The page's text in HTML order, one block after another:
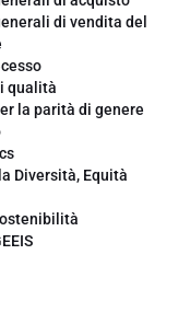
di vendita del
qualità
la parità di genere
Diversità, Equità